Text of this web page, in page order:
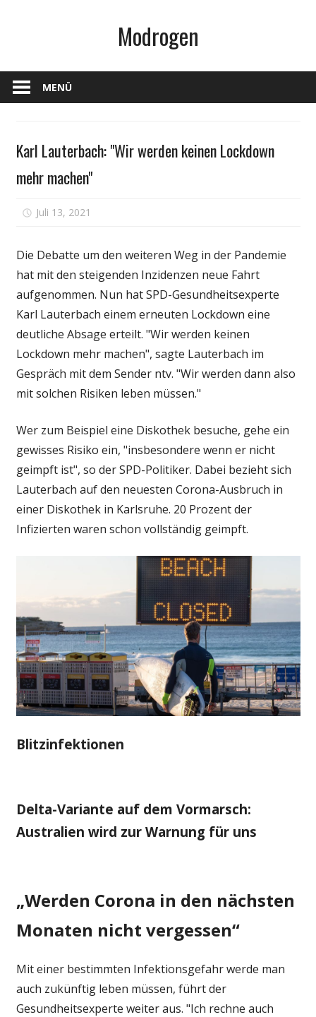
Modrogen
MENÜ
Karl Lauterbach: "Wir werden keinen Lockdown
mehr machen"
Juli 13, 2021
"Wir
werden
keinen
Lockdown
mehr
machen"
Die Debatte um den weiteren Weg in der Pandemie
hat mit den steigenden Inzidenzen neue Fahrt
aufgenommen. Nun hat SPD-Gesundheitsexperte
Karl Lauterbach einem erneuten Lockdown eine
deutliche Absage erteilt. "Wir werden keinen
Lockdown mehr machen", sagte Lauterbach im
Gespräch mit dem Sender ntv. "Wir werden dann also
mit solchen Risiken leben müssen."
Wer zum Beispiel eine Diskothek besuche, gehe ein
gewisses Risiko ein, "insbesondere wenn er nicht
geimpft ist", so der SPD-Politiker. Dabei bezieht sich
Lauterbach auf den neuesten Corona-Ausbruch in
einer Diskothek in Karlsruhe. 20 Prozent der
Infizierten waren schon vollständig geimpft.
Blitzinfektionen
Delta-Variante auf dem Vormarsch:
Australien wird zur Warnung für uns
„Werden Corona in den nächsten
Monaten nicht vergessen“
Mit einer bestimmten Infektionsgefahr werde man
auch zukünftig leben müssen, führt der
Gesundheitsexperte weiter aus. "Ich rechne auch